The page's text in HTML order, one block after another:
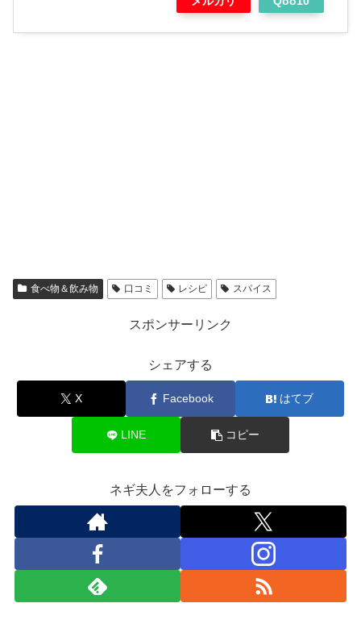
食べ物＆飲み物 口コミ レシピ スパイス
スポンサーリンク
シェアする
X Facebook はてブ
LINE コピー
ネギ夫人をフォローする